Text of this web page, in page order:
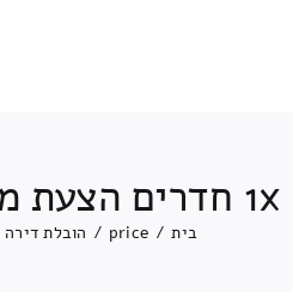
בית /
price
/ הובלת דירה 1x חדרים הצעת מחיר מיעף ← לעין השופט כולל פירוק והרכבה